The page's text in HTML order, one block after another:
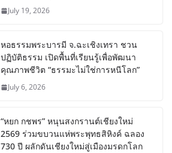
July 19, 2026
หอธรรมพระบารมี จ.ฉะเชิงเทรา ชวน
ปฏิบัติธรรม เปิดพื้นที่เรียนรู้เพื่อพัฒนา
คุณภาพชีวิต “ธรรมะไม่ใช่การหนีโลก”
July 6, 2026
“หยก กชพร” หนุนสงกรานต์เชียงใหม่
2569 ร่วมขบวนแห่พระพุทธสิหิงค์ ฉลอง
730 ปี ผลักดันเชียงใหม่สู่เมืองมรดกโลก